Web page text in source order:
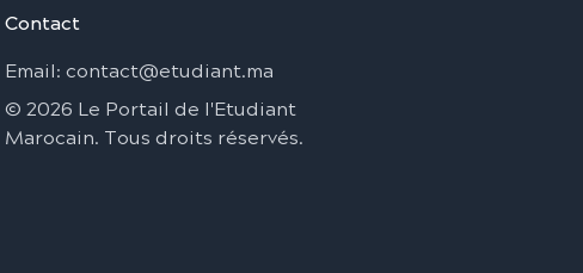
Contact
Email: contact@etudiant.ma
© 2026 Le Portail de l'Etudiant
Marocain. Tous droits réservés.